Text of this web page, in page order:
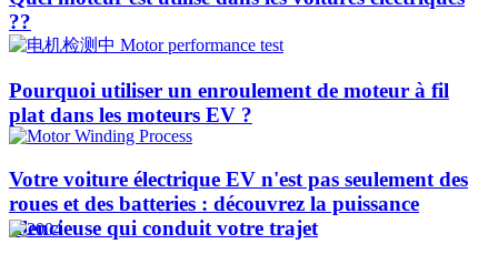
??​​
Pourquoi utiliser un enroulement de moteur à fil
plat dans les moteurs EV ?
Votre voiture électrique EV n'est pas seulement des
roues et des batteries : découvrez la puissance
silencieuse qui conduit votre trajet